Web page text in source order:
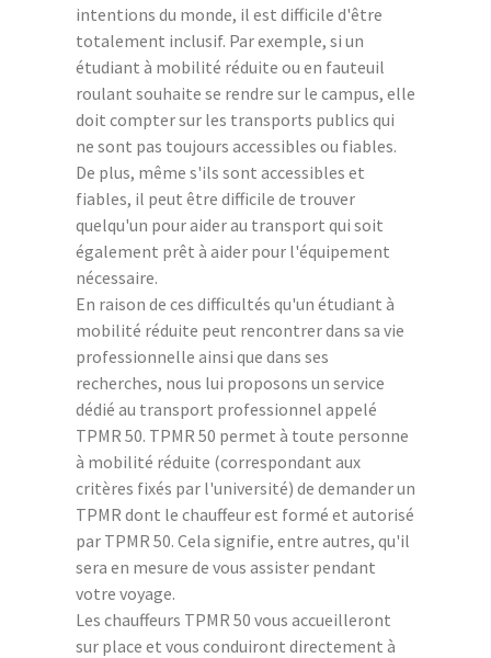
intentions du monde, il est difficile d'être
totalement inclusif. Par exemple, si un
étudiant à mobilité réduite ou en fauteuil
roulant souhaite se rendre sur le campus, elle
doit compter sur les transports publics qui
ne sont pas toujours accessibles ou fiables.
De plus, même s'ils sont accessibles et
fiables, il peut être difficile de trouver
quelqu'un pour aider au transport qui soit
également prêt à aider pour l'équipement
nécessaire.
En raison de ces difficultés qu'un étudiant à
mobilité réduite peut rencontrer dans sa vie
professionnelle ainsi que dans ses
recherches, nous lui proposons un service
dédié au transport professionnel appelé
TPMR 50. TPMR 50 permet à toute personne
à mobilité réduite (correspondant aux
critères fixés par l'université) de demander un
TPMR dont le chauffeur est formé et autorisé
par TPMR 50. Cela signifie, entre autres, qu'il
sera en mesure de vous assister pendant
votre voyage.
Les chauffeurs TPMR 50 vous accueilleront
sur place et vous conduiront directement à